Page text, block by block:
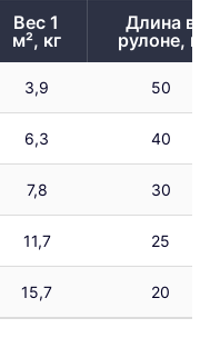
Вес 1
м², кг
Длина в
рулоне, м
3,9 50
6,3 40
7,8 30
11,7 25
15,7 20